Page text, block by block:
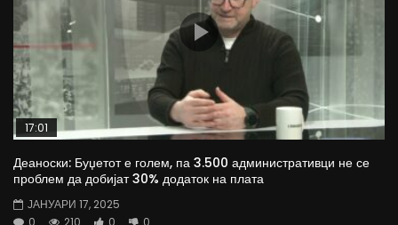
17:01
Деаноски: Буџетот е голем, па 3.500 административци не се
проблем да добијат 30% додаток на плата
ЈАНУАРИ 17, 2025
0
210 0 0